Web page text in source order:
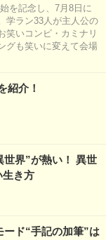
を記念し、7月8日に
学ラン33人が主人公の
笑いコンビ・カミナリ
グも笑いに変えて会場
紹介！
世界”が熱い！ 異世
生き方
ード“手記の加筆”は